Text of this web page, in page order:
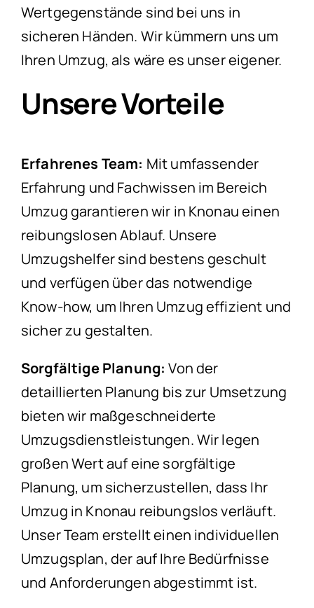
Wertgegenstände sind bei uns in
sicheren Händen. Wir kümmern uns um
Ihren Umzug, als wäre es unser eigener.
Unsere Vorteile
Erfahrenes Team: Mit umfassender
Erfahrung und Fachwissen im Bereich
Umzug garantieren wir in Knonau einen
reibungslosen Ablauf. Unsere
Umzugshelfer sind bestens geschult
und verfügen über das notwendige
Know-how, um Ihren Umzug effizient und
sicher zu gestalten.
Sorgfältige Planung: Von der
detaillierten Planung bis zur Umsetzung
bieten wir maßgeschneiderte
Umzugsdienstleistungen. Wir legen
großen Wert auf eine sorgfältige
Planung, um sicherzustellen, dass Ihr
Umzug in Knonau reibungslos verläuft.
Unser Team erstellt einen individuellen
Umzugsplan, der auf Ihre Bedürfnisse
und Anforderungen abgestimmt ist.